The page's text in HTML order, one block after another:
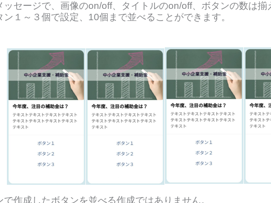
ッセージで、画像のon/off、タイトルのon/off、ボタンの数は揃
ン１～３個で設定、10個まで並べることができます。
作成したボタンを並べる作成ではありません。